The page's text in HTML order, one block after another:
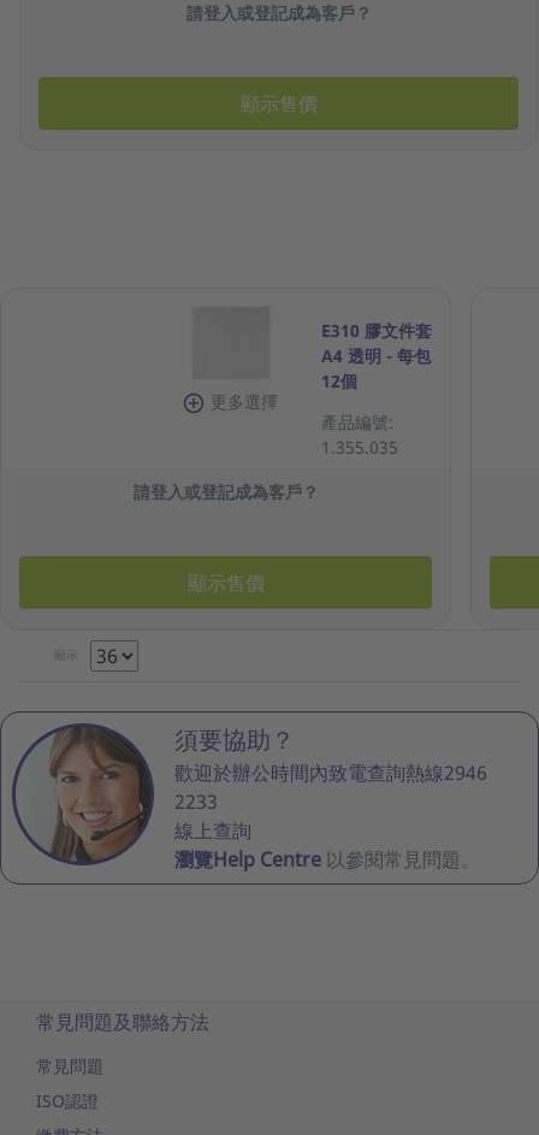
請登入或登記成為客戶？
顯示售價
更多選擇
E310 膠文件套
A4 透明 - 每包
12個
產品編號:
1.355.035
請登入或登記成為客戶？
顯示售價
顯示
須要協助？
歡迎於辦公時間內致電查詢熱線2946
2233
線上查詢
瀏覽Help Centre 以參閱常見問題。
常見問題及聯絡方法
常見問題
ISO認證